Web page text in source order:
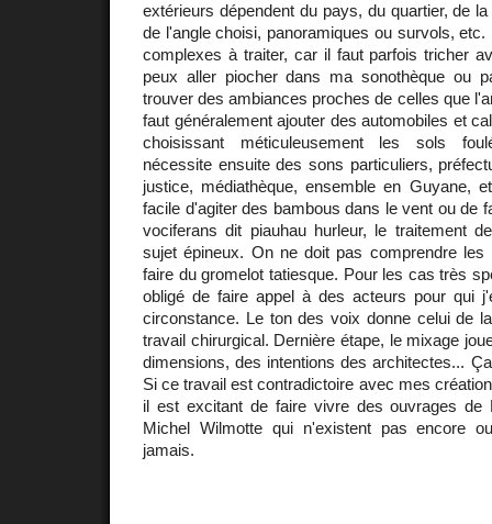
extérieurs dépendent du pays, du quartier, de
de l'angle choisi, panoramiques ou survols,
complexes à traiter, car il faut parfois tricher
peux aller piocher dans ma sonothèque ou
trouver des ambiances proches de celles que
faut généralement ajouter des automobiles et
choisissant méticuleusement les sols
nécessite ensuite des sons particuliers,
justice, médiathèque, ensemble en Guyane,
facile d'agiter des bambous dans le vent ou de
vociferans dit piauhau hurleur, le traitement
sujet épineux. On ne doit pas comprendre
faire du gromelot tatiesque. Pour les cas très
obligé de faire appel à des acteurs pour qui
circonstance. Le ton des voix donne celui de
travail chirurgical. Dernière étape, le mixage
dimensions, des intentions des architectes...
Si ce travail est contradictoire avec mes
il est excitant de faire vivre des ouvrages de
Michel Wilmotte qui n'existent pas encore
jamais.